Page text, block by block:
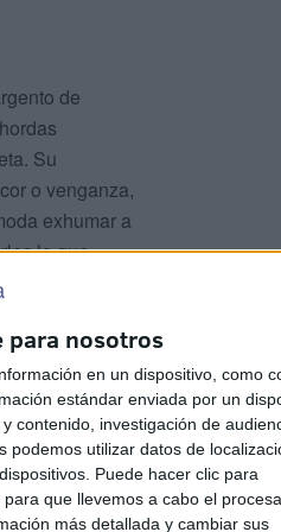
para nosotros
en un dispositivo, como
estándar enviada por un
contenido, investigación de
podemos utilizar datos de
Puede hacer clic para
que llevemos a cabo el
más detallada y cambiar sus
de
Su
o venganza,
exhumar a
lo que
15 de
estuvo en
1957, siendo
Mayor de
y
siendo